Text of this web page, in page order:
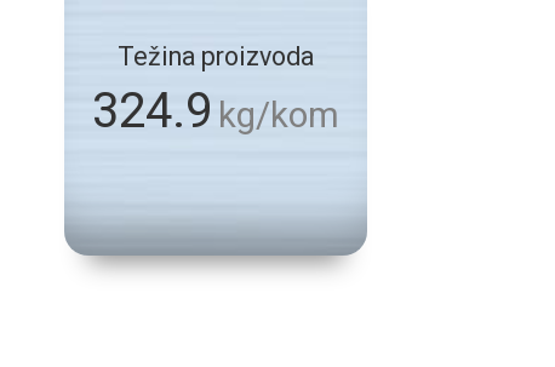
Težina proizvoda
324.9 kg/kom